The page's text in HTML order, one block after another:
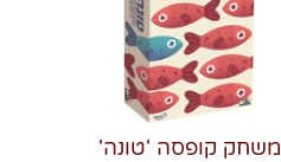
משחק קופסה 'טונה'